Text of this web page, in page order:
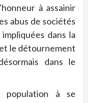
à assainir
abus de sociétés
dans la
le détournement
dans le
population à se